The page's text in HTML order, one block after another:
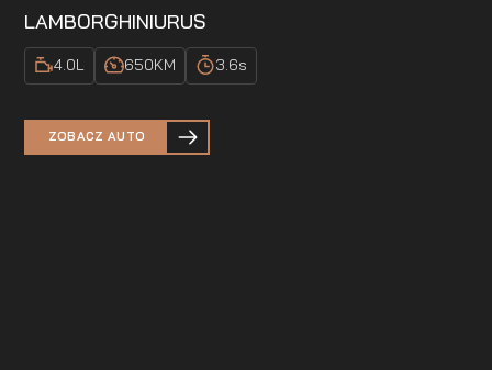
LAMBORGHINIURUS
4.0L 650KM 3.6s
ZOBACZ AUTO